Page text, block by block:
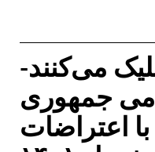
می‌کنند-
جمهوری
اعتراضات